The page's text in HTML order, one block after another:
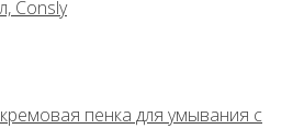
пенка для умывания с